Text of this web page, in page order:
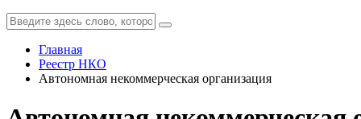
Главная
Реестр НКО
Автономная некоммерческая организация